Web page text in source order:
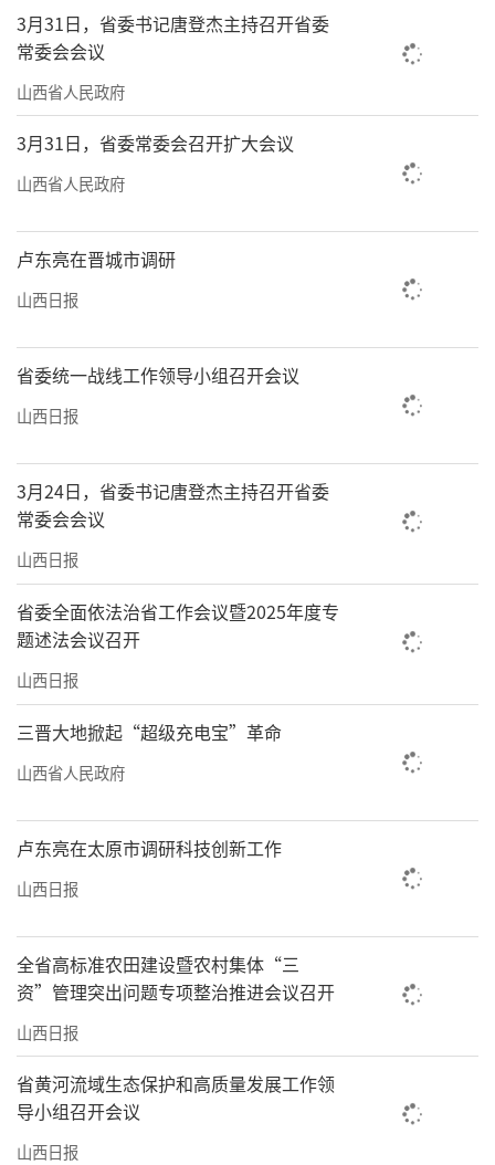
3月31日，省委书记唐登杰主持召开省委
常委会会议
山西省人民政府
3月31日，省委常委会召开扩大会议
山西省人民政府
卢东亮在晋城市调研
山西日报
省委统一战线工作领导小组召开会议
山西日报
3月24日，省委书记唐登杰主持召开省委
常委会会议
山西日报
省委全面依法治省工作会议暨2025年度专
题述法会议召开
山西日报
三晋大地掀起“超级充电宝”革命
山西省人民政府
卢东亮在太原市调研科技创新工作
山西日报
全省高标准农田建设暨农村集体“三
资”管理突出问题专项整治推进会议召开
山西日报
省黄河流域生态保护和高质量发展工作领
导小组召开会议
山西日报